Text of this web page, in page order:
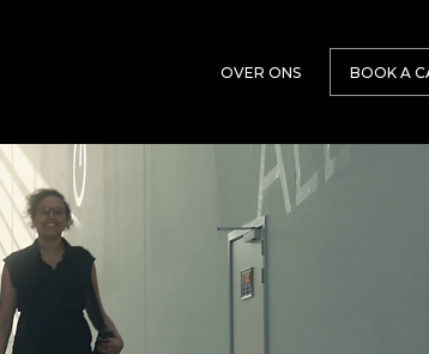
OVER ONS BOOK A